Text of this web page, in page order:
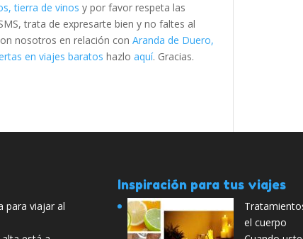
tierra de vinos y por favor respeta las
trata de expresarte bien y no faltes al
nosotros en relación conAranda de Duero,
en viajes baratos hazloaquí. Gracias.
para viajar al
Inspiración para tus viajes
el cuerpo